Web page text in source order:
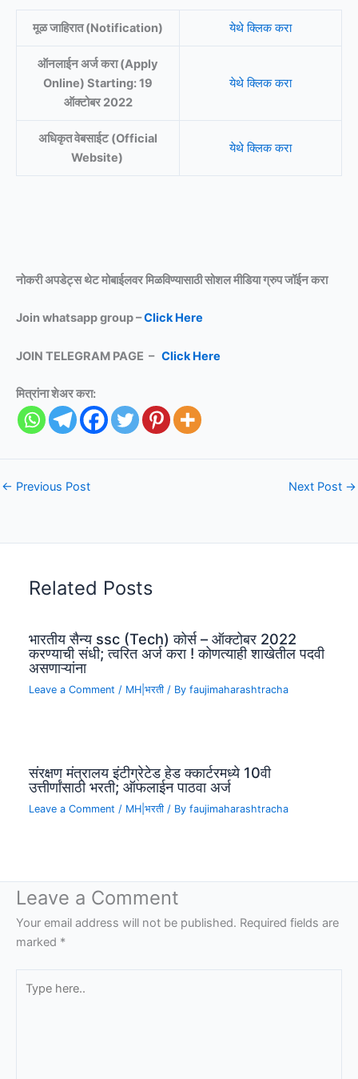
मूळ जाहिरात (Notification) येथे क्लिक करा
ऑनलाईन अर्ज करा (Apply
Online) Starting: 19
ऑक्टोबर 2022
येथे क्लिक करा
अधिकृत वेबसाईट (Official
Website)
येथे क्लिक करा
नोकरी अपडेट्स थेट मोबाईलवर मिळविण्यासाठीसोशल मीडिया ग्रुप जॉईन करा
Join whatsapp group –Click Here
JOIN TELEGRAM PAGE – Click Here
मित्रांना शेअर करा:
← Previous Post Next Post →
Related Posts
भारतीय सैन्य ssc (Tech) कोर्स – ऑक्टोबर 2022
करण्याची संधी; त्वरित अर्ज करा ! कोणत्याही शाखेतील पदवी
असणाऱ्यांना
Leave a Comment / MH|भरती / Byfaujimaharashtracha
संरक्षण मंत्रालय इंटीग्रेटेड हेड क्कार्टरमध्ये 10वी
उत्तीर्णांसाठी भरती; ऑफलाईन पाठवा अर्ज
Leave a Comment / MH|भरती / Byfaujimaharashtracha
Leave a Comment
Your email address will not be published. Required fields are
marked *
here..